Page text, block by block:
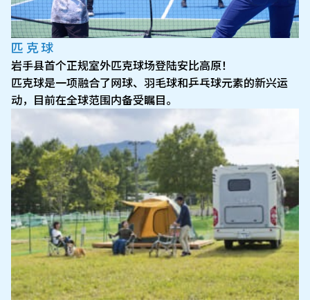
匹克球
岩手县首个正规室外匹克球场登陆安比高原！
匹克球是一项融合了网球、羽毛球和乒乓球元素的新兴运
动，目前在全球范围内备受瞩目。